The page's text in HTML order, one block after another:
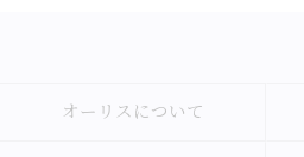
オーリスについて